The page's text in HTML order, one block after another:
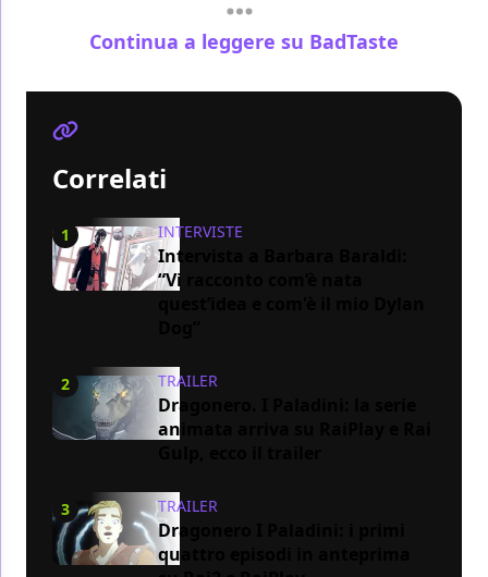
Continua a leggere su BadTaste
Correlati
1 INTERVISTE
Intervista a Barbara Baraldi:
“Vi racconto com’è nata
2 TRAILER
Dragonero. I Paladini: la serie
animata arriva su RaiPlay e Rai
3 TRAILER
Dragonero I Paladini: i primi
quattro episodi in anteprima